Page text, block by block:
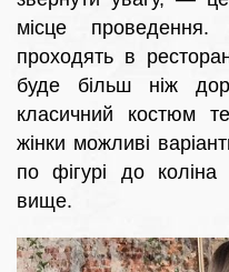
місце проведення.
проходять в
буде більш ніж
класичний костюм
жінки можливі
по фігурі до
вище.